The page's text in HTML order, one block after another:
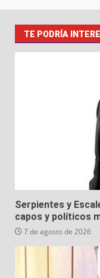
TE PODRÍA
Serpientes y
capos y políticos
7 de agosto de 2026